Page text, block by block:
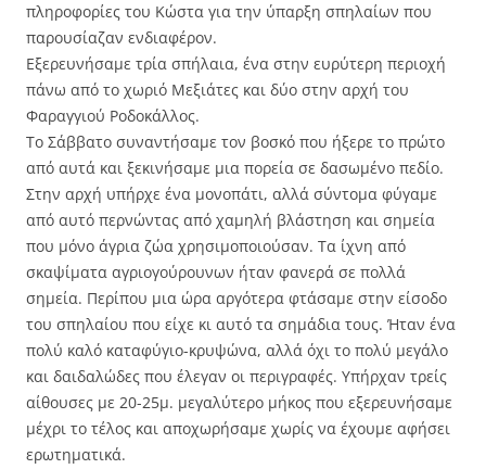
πληροφορίες του Κώστα για την ύπαρξη σπηλαίων που
παρουσίαζαν ενδιαφέρον.
Εξερευνήσαμε τρία σπήλαια, ένα στην ευρύτερη περιοχή
πάνω από το χωριό Μεξιάτες και δύο στην αρχή του
Φαραγγιού Ροδοκάλλος.
Το Σάββατο συναντήσαμε τον βοσκό που ήξερε το πρώτο
από αυτά και ξεκινήσαμε μια πορεία σε δασωμένο πεδίο.
Στην αρχή υπήρχε ένα μονοπάτι, αλλά σύντομα φύγαμε
από αυτό περνώντας από χαμηλή βλάστηση και σημεία
που μόνο άγρια ζώα χρησιμοποιούσαν. Τα ίχνη από
σκαψίματα αγριογούρουνων ήταν φανερά σε πολλά
σημεία. Περίπου μια ώρα αργότερα φτάσαμε στην είσοδο
του σπηλαίου που είχε κι αυτό τα σημάδια τους. Ήταν ένα
πολύ καλό καταφύγιο-κρυψώνα, αλλά όχι το πολύ μεγάλο
και δαιδαλώδες που έλεγαν οι περιγραφές. Υπήρχαν τρείς
αίθουσες με 20-25μ. μεγαλύτερο μήκος που εξερευνήσαμε
μέχρι το τέλος και αποχωρήσαμε χωρίς να έχουμε αφήσει
ερωτηματικά.